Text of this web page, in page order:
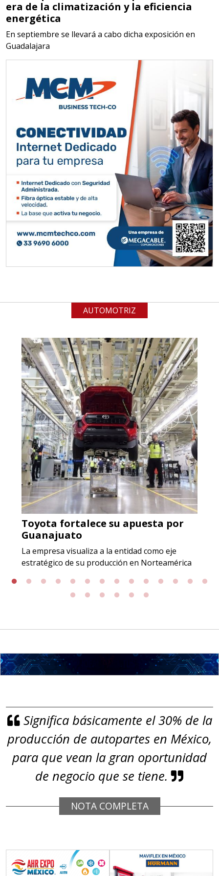
MATERIALES PARA SELLOS DE
BATERÍAS DE LITIO
Especificaciones:
Para vehículos eléctricos.
Requisitos: Garantizar composición
química y origen adecuados
(especialmente para grafito) y
contar con sistemas de calidad y
gestión ambiental.
Aplicar al Requerimiento
Empresa en Jalisco
Requiere:
ALAMBRE DE INCONEL
Especificaciones:
Requisitos: Garantizar composición
química y origen adecuados
(especialmente para grafito) y
Empresa en Jalisco
Requiere:
ACERO INOXIDABLE
Especificaciones:
Incluyendo grado 304. Requisitos:
Garantizar composición química y
origen adecuados (especialmente
para grafito) y contar con sistemas
de calidad y gestión ambiental.
Aplicar al Requerimiento
Empresa en Jalisco
Requiere:
GRAFITO LAMINADO EN
ROLLO
Especificaciones:
gestión ambiental.
Empresa en Jalisco
Requiere:
Especificaciones:
De alta pureza y composición
Garantizar composición química y
de calidad y gestión ambiental.
Aplicar al Requerimiento
era de la climatización y la eficiencia
energética
En septiembre se llevará a cabo dicha exposición en
Guadalajara
AUTOMOTRIZ
Toyota fortalece su apuesta por
Guanajuato
La empresa visualiza a la entidad como eje
estratégico de su producción en Norteamérica
Significa básicamente el 30% de la
producción de autopartes en México,
para que vean la gran oportunidad
de negocio que se tiene.
NOTA COMPLETA